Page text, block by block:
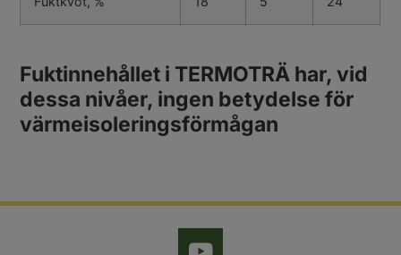
Fuktinnehållet i TERMOTRÄ har, vid
dessa nivåer, ingen betydelse för
värmeisoleringsförmågan